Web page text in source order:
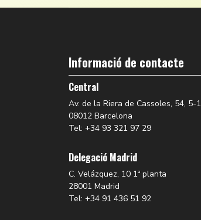
Informació de contacte
Central
Av. de la Riera de Cassoles, 54, 5-1
08012 Barcelona
Tel: +34 93 321 97 29
Delegació Madrid
C. Velázquez, 10 1ª planta
28001 Madrid
Tel: +34 91 436 51 92